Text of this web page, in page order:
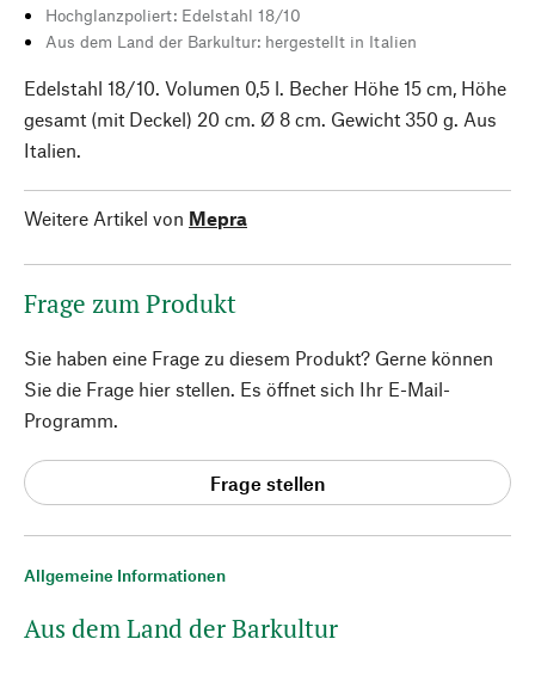
Allgemeine Informationen
Aus dem Land der Barkultur
Hochglanzpoliert: Edelstahl 18/10
Aus dem Land der Barkultur: hergestellt in Italien
Edelstahl 18/10. Volumen 0,5 l. Becher Höhe 15 cm, Höhe
gesamt (mit Deckel) 20 cm. Ø 8 cm. Gewicht 350 g. Aus
Italien.
Weitere Artikel von Mepra
Frage zum Produkt
Sie haben eine Frage zu diesem Produkt? Gerne können
Sie die Frage hier stellen. Es öffnet sich Ihr E-Mail-
Programm.
Frage stellen